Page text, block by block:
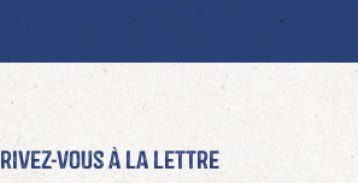
vous à La Lettre